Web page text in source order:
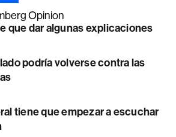
Opinion
que dar algunas explicaciones
podría volverse contra las
tiene que empezar a escuchar